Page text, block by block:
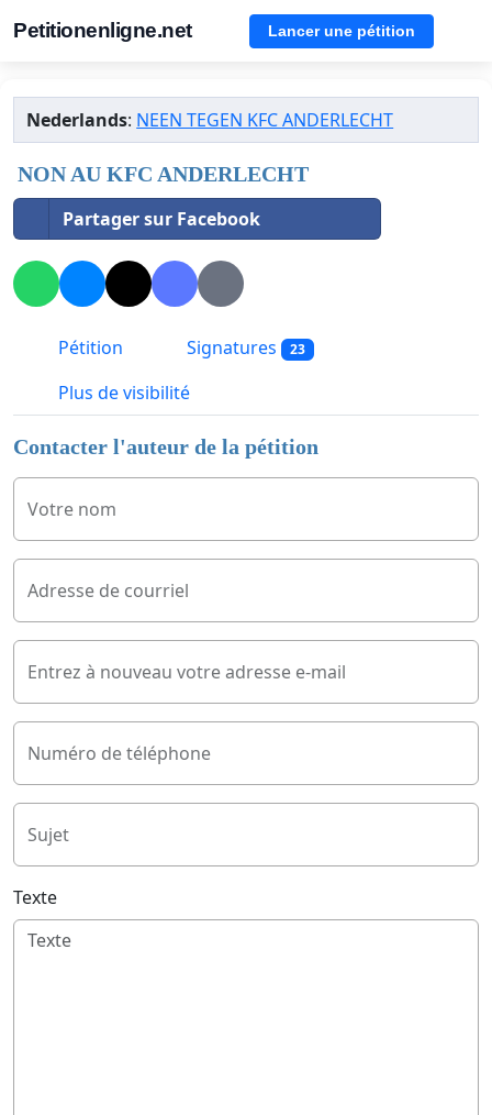
Petitionenligne.net Lancer une pétition
Nederlands: NEEN TEGEN KFC ANDERLECHT
NON AU KFC ANDERLECHT
Partager sur Facebook
Pétition Signatures 23
Plus de visibilité
Contacter l'auteur de la pétition
Votre nom
Adresse de courriel
Entrez à nouveau votre adresse e-mail
Numéro de téléphone
Sujet
Texte